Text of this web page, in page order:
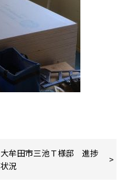
大牟田市三池Ｔ様邸 進捗
状況